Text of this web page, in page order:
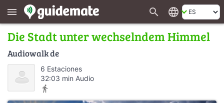
menu search language
Die Stadt unter wechselndem Himmel
Audiowalk de
6 Estaciones
32:03 min Audio
directions_walk